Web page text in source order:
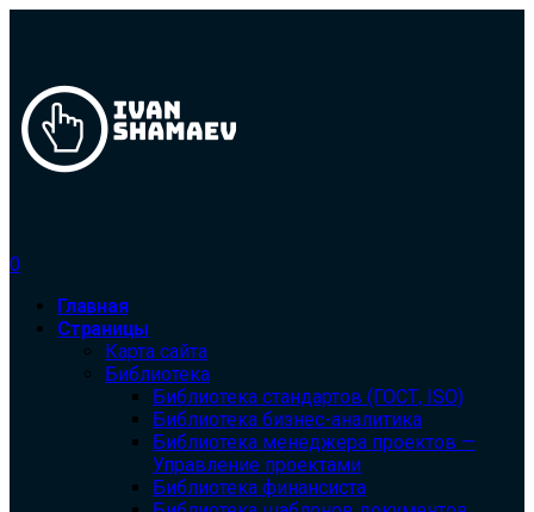
0
Главная
Страницы
Карта сайта
Библиотека
Библиотека cтандартов (ГОСТ, ISO)
Библиотека бизнес-аналитика
Библиотека менеджера проектов —
Управление проектами
Библиотека финансиста